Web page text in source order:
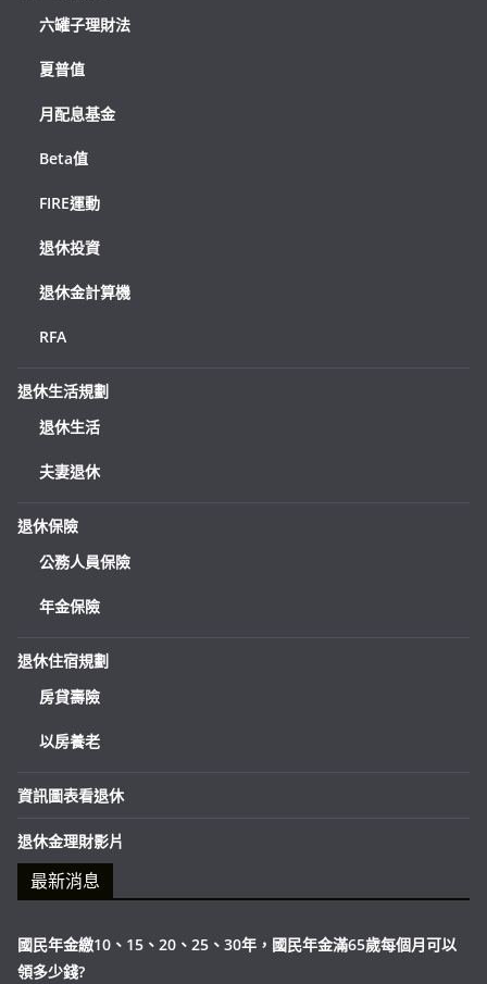
六罐子理財法
夏普值
月配息基金
Beta值
FIRE運動
退休投資
退休金計算機
RFA
退休生活規劃
退休生活
夫妻退休
退休保險
公務人員保險
年金保險
退休住宿規劃
房貸壽險
以房養老
資訊圖表看退休
退休金理財影片
最新消息
國民年金繳10、15、20、25、30年，國民年金滿65歲每個月可以
領多少錢?